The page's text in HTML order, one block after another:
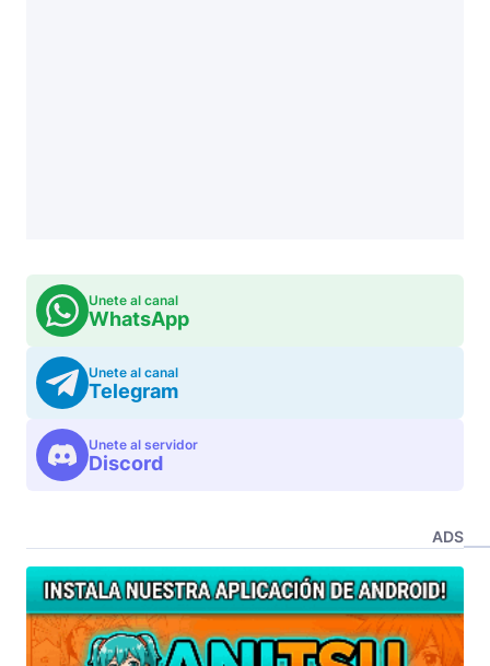
Unete al canal
WhatsApp
Unete al canal
Telegram
Unete al servidor
Discord
ADS